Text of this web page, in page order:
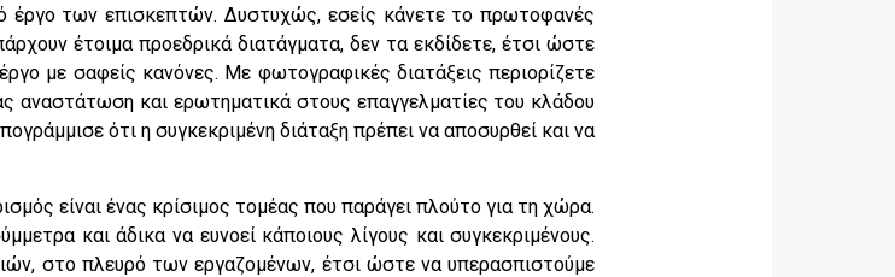
έργο των επισκεπτών. Δυστυχώς, εσείς κάνετε το πρωτοφανές
έτοιμα προεδρικά διατάγματα, δεν τα εκδίδετε, έτσι ώστε
με σαφείς κανόνες. Με φωτογραφικές διατάξεις περιορίζετε
και ερωτηματικά στους επαγγελματίες του κλάδου
ότι η συγκεκριμένη διάταξη πρέπει να αποσυρθεί και να
είναι ένας κρίσιμος τομέας που παράγει πλούτο για τη χώρα.
και άδικα να ευνοεί κάποιους λίγους και συγκεκριμένους.
στο πλευρό των εργαζομένων, έτσι ώστε να υπερασπιστούμε